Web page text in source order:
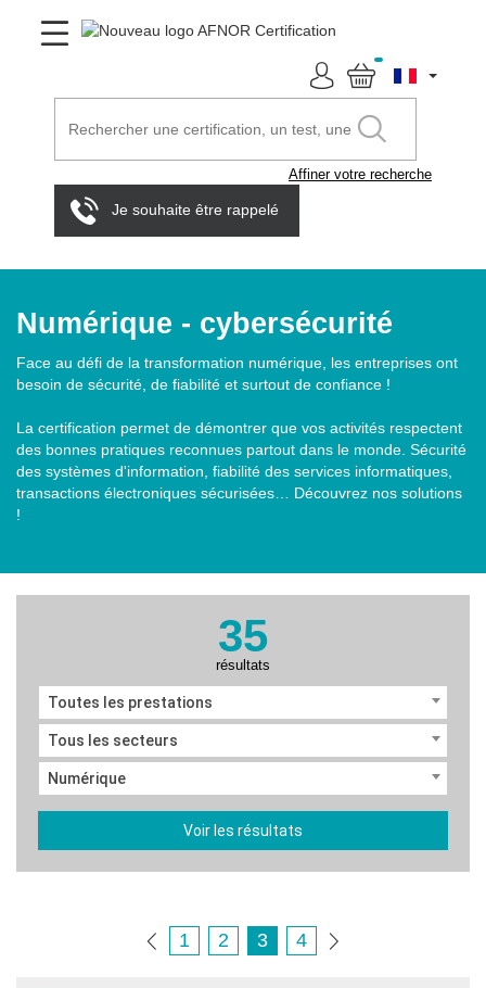
Affiner votre recherche
Je souhaite être rappelé
Numérique - cybersécurité
Face au défi de la transformation numérique, les entreprises ont
besoin de sécurité, de fiabilité et surtout de confiance !
La certification permet de démontrer que vos activités respectent
des bonnes pratiques reconnues partout dans le monde. Sécurité
des systèmes d'information, fiabilité des services informatiques,
transactions électroniques sécurisées… Découvrez nos solutions
!
35
résultats
Toutes les prestations
Tous les secteurs
Numérique
Voir les résultats
1 2 3 4